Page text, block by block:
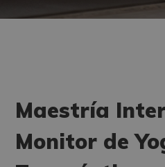
Maestría
Monitor de